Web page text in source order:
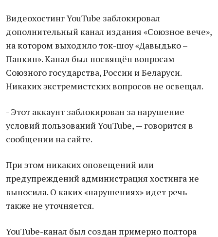
Видеохостинг YouTube заблокировал
дополнительный канал издания «Союзное вече»,
на котором выходило ток-шоу «Давыдько –
Панкин». Канал был посвящён вопросам
Союзного государства, России и Беларуси.
Никаких экстремистских вопросов не освещал.
- Этот аккаунт заблокирован за нарушение
условий пользований YouTube, — говорится в
сообщении на сайте.
При этом никаких оповещений или
предупреждений администрация хостинга не
выносила. О каких «нарушениях» идет речь
также не уточняется.
YouTube-канал был создан примерно полтора